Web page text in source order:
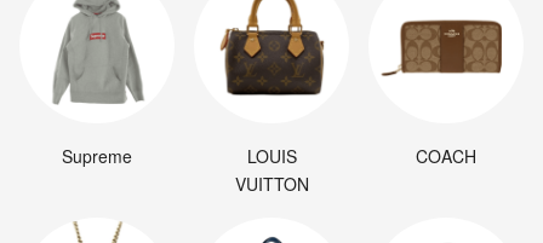
Supreme
LOUIS
VUITTON
COACH